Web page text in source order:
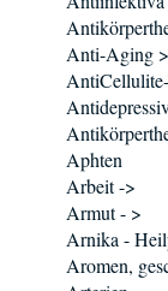
Anti-Aging >
Aphten
Arbeit ->
Armut - >
Arnika -
Aromen,